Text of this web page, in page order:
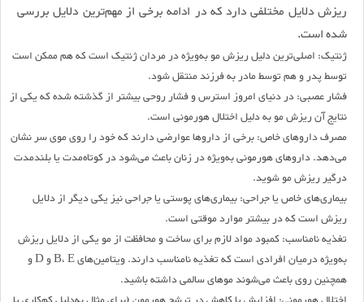
ریزش دلایل مختلفی دارد که در ادامه برخی از مهم‌ترین دلایل بررسی
شده است.
ژنتیک: اصلی‌ترین دلیل ریزش مو به‌ویژه در مردان ژنتیک است که هم ممکن است
توسط پدر و هم توسط مادر به فرزند منتقل شود.
فشار عصبی:در دنیای امروز استرس و فشار روحی بیشتر از گذشته شده که یکی از
نتایج آن ریزش مو به دلیل اختلال هورمونی است.
مصرف داروهای خاص:برخی از داروها عوارضی دارند که خود را روی موی سر نشان
می‌دهد. داروهای هورمونی به‌ویژه در زنان باعث می‌شود در کوتاه‌مدت یا بلند‌مدت
درگیر ریزش مو شوید.
بیماری‌های خاص یا جراحی:بیماری‌های پوستی یا جراحی نیز یکی دیگر از دلایل
ریزش است که در بیشتر موارد موقتی است.
تغذیه نامناسب:کمبود مواد لازم برای ساخت و محافظت از مو یکی از دلایل ریزش
به‌ویژه درمیان افرادی است که تغذیه نامناسب دارند. ویتامین‌های B، E و D و
همچنین روی باعث می‌شوند موهای سالمی داشته باشید.